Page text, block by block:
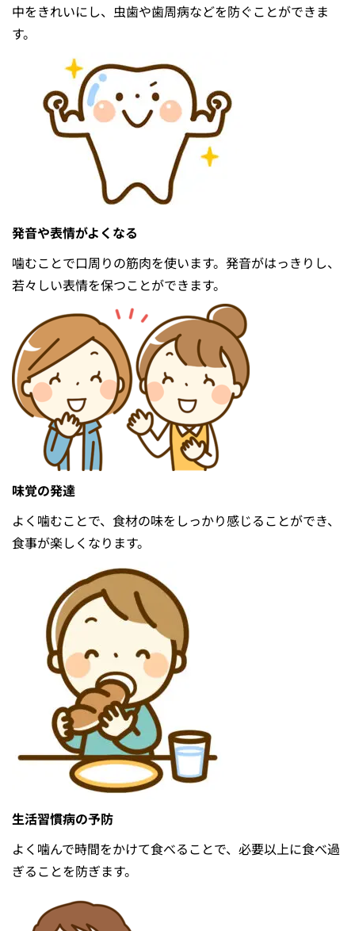
中をきれいにし、虫⻭や⻭周病などを防ぐことができま
す。
発⾳や表情がよくなる
噛むことで⼝周りの筋⾁を使います。発⾳がはっきりし、
若々しい表情を保つことができます。
味覚の発達
よく噛むことで、⾷材の味をしっかり感じることができ、
⾷事が楽しくなります。
⽣活習慣病の予防
よく噛んで時間をかけて⾷べることで、必要以上に⾷べ過
ぎることを防ぎます。